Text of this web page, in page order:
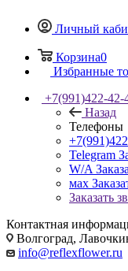
Личный
Корзина0
Избранные
+7(991)422-42-
Назад
Телефоны
Telegram
W/A
мах
Заказать
Контактная
Волгоград,
info@reflexflower.ru